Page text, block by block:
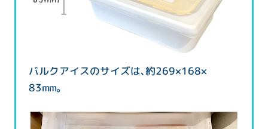
バルクアイスのサイズは、約269×168×
83mm。